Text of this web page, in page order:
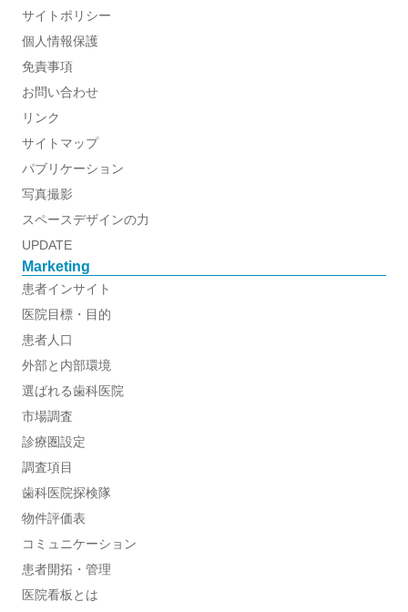
サイトポリシー
個人情報保護
免責事項
お問い合わせ
リンク
サイトマップ
パブリケーション
写真撮影
スペースデザインの力
UPDATE
Marketing
患者インサイト
医院目標・目的
患者人口
外部と内部環境
選ばれる歯科医院
市場調査
診療圏設定
調査項目
歯科医院探検隊
物件評価表
コミュニケーション
患者開拓・管理
医院看板とは